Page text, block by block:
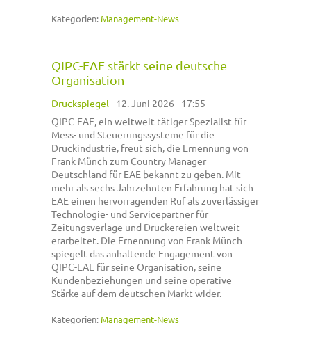
Kategorien: Management-News
QIPC-EAE stärkt seine deutsche
Organisation
Druckspiegel - 12. Juni 2026 - 17:55
QIPC-EAE, ein weltweit tätiger Spezialist für
Mess- und Steuerungssysteme für die
Druckindustrie, freut sich, die Ernennung von
Frank Münch zum Country Manager
Deutschland für EAE bekannt zu geben. Mit
mehr als sechs Jahrzehnten Erfahrung hat sich
EAE einen hervorragenden Ruf als zuverlässiger
Technologie- und Servicepartner für
Zeitungsverlage und Druckereien weltweit
erarbeitet. Die Ernennung von Frank Münch
spiegelt das anhaltende Engagement von
QIPC-EAE für seine Organisation, seine
Kundenbeziehungen und seine operative
Stärke auf dem deutschen Markt wider.
Kategorien: Management-News